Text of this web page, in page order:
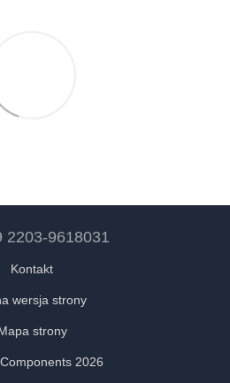
2203-9618031
Kontakt
wersja strony
strony
2026